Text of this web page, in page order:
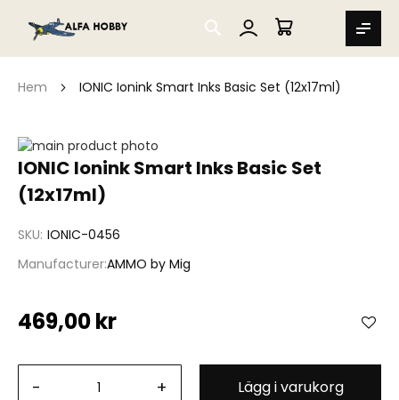
SEARCH
MIN VARUKORG
Hem IONIC Ionink Smart Inks Basic Set (12x17ml)
IONIC Ionink Smart Inks Basic Set
(12x17ml)
SKU IONIC-0456
ManufacturerAMMO by Mig
469,00 kr
- + Lägg i varukorg
Hoppa
till
slutet
av
Hoppa
till
början
bildgalleriet